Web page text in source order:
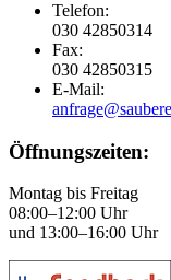
Telefon:
030 42850314
Fax:
030 42850315
E-Mail:
Öffnungszeiten:
Montag bis Freitag
08:00–12:00 Uhr
und 13:00–16:00 Uhr